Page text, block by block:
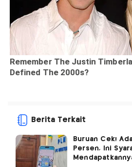
Berita Terkait
Buruan Cek!
Persen, Ini